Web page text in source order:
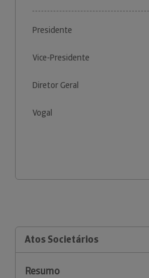
Presidente
Vice-Presidente
Diretor Geral
Vogal
Atos Societários
Resumo